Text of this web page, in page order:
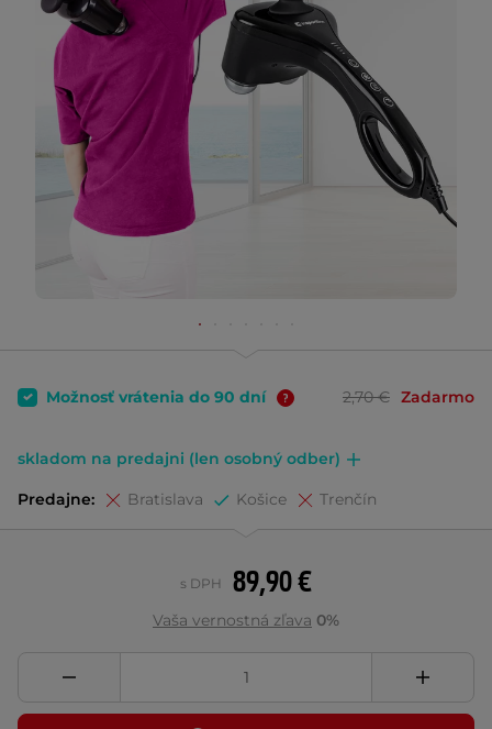
Možnosť vrátenia do 90 dní 2,70 € Zadarmo
skladom na predajni (len osobný odber)
Predajne: Bratislava Košice Trenčín
89,90 €
s DPH
Vaša vernostná zľava 0%